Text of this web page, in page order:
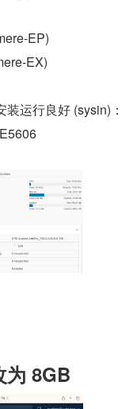
EP)
EX)
运行良好 (sysin)：
为 8GB